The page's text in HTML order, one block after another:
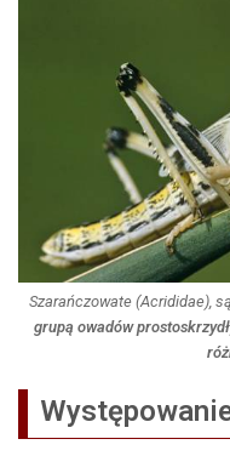
Szarańczowate (Acrididae), są
grupą owadów